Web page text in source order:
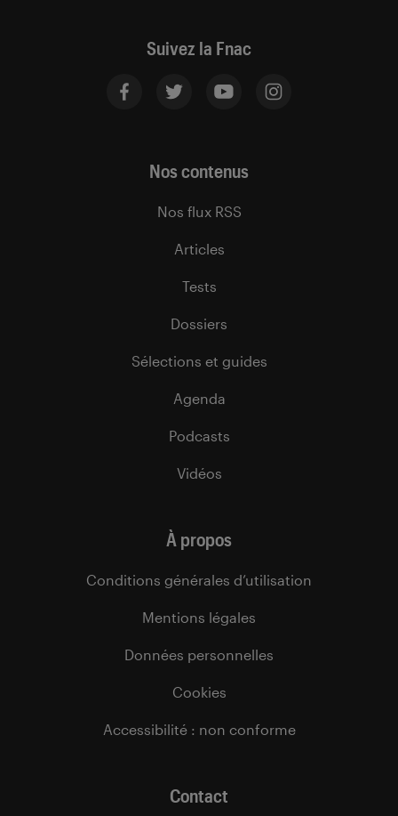
Suivez la Fnac
Nos contenus
Nos flux RSS
Articles
Tests
Dossiers
Sélections et guides
Agenda
Podcasts
Vidéos
À propos
Conditions générales d’utilisation
Mentions légales
Données personnelles
Cookies
Accessibilité : non conforme
Contact